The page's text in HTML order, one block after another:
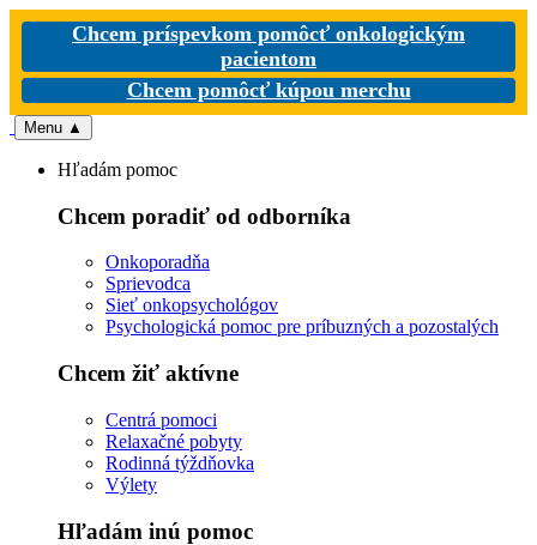
Chcem príspevkom pomôcť onkologickým
pacientom
Chcem pomôcť kúpou merchu
Menu ▲
Hľadám pomoc
Chcem poradiť od odborníka
Onkoporadňa
Sprievodca
Sieť onkopsychológov
Psychologická pomoc pre príbuzných a pozostalých
Chcem žiť aktívne
Centrá pomoci
Relaxačné pobyty
Rodinná týždňovka
Výlety
Hľadám inú pomoc